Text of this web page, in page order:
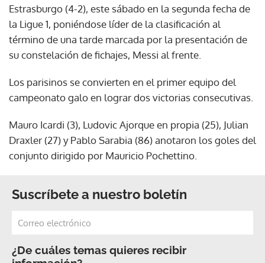
Estrasburgo (4-2), este sábado en la segunda fecha de
la Ligue 1, poniéndose líder de la clasificación al
término de una tarde marcada por la presentación de
su constelación de fichajes, Messi al frente.
Los parisinos se convierten en el primer equipo del
campeonato galo en lograr dos victorias consecutivas.
Mauro Icardi (3), Ludovic Ajorque en propia (25), Julian
Draxler (27) y Pablo Sarabia (86) anotaron los goles del
conjunto dirigido por Mauricio Pochettino.
Suscríbete a nuestro boletín
¿De cuáles temas quieres recibir